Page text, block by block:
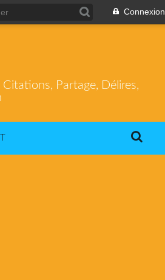
Connexion
Partage, Délires,